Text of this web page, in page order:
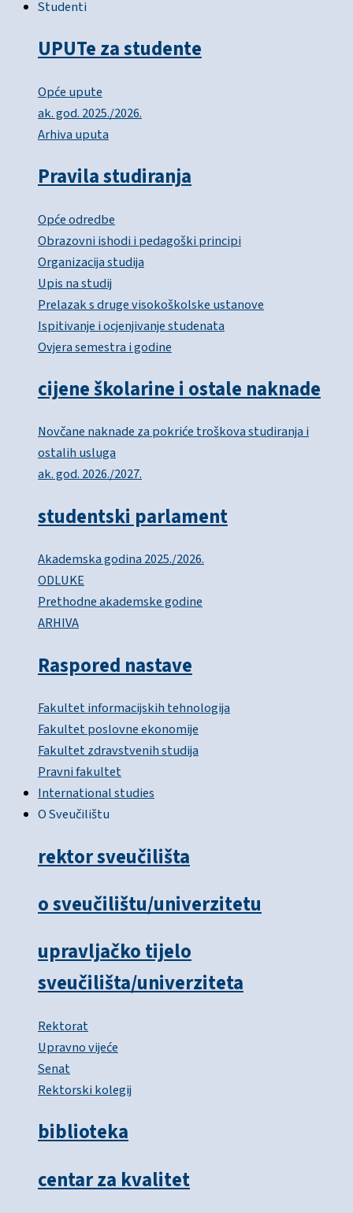
Studenti
UPUTe za studente
Opće upute
ak. god. 2025./2026.
Arhiva uputa
Pravila studiranja
Opće odredbe
Obrazovni ishodi i pedagoški principi
Organizacija studija
Upis na studij
Prelazak s druge visokoškolske ustanove
Ispitivanje i ocjenjivanje studenata
Ovjera semestra i godine
cijene školarine i ostale naknade
Novčane naknade za pokriće troškova studiranja i
ostalih usluga
ak. god. 2026./2027.
studentski parlament
Akademska godina 2025./2026.
ODLUKE
Prethodne akademske godine
ARHIVA
Raspored nastave
Fakultet informacijskih tehnologija
Fakultet poslovne ekonomije
Fakultet zdravstvenih studija
Pravni fakultet
International studies
O Sveučilištu
rektor sveučilišta
o sveučilištu/univerzitetu
upravljačko tijelo
sveučilišta/univerziteta
Rektorat
Upravno vijeće
Senat
Rektorski kolegij
biblioteka
centar za kvalitet